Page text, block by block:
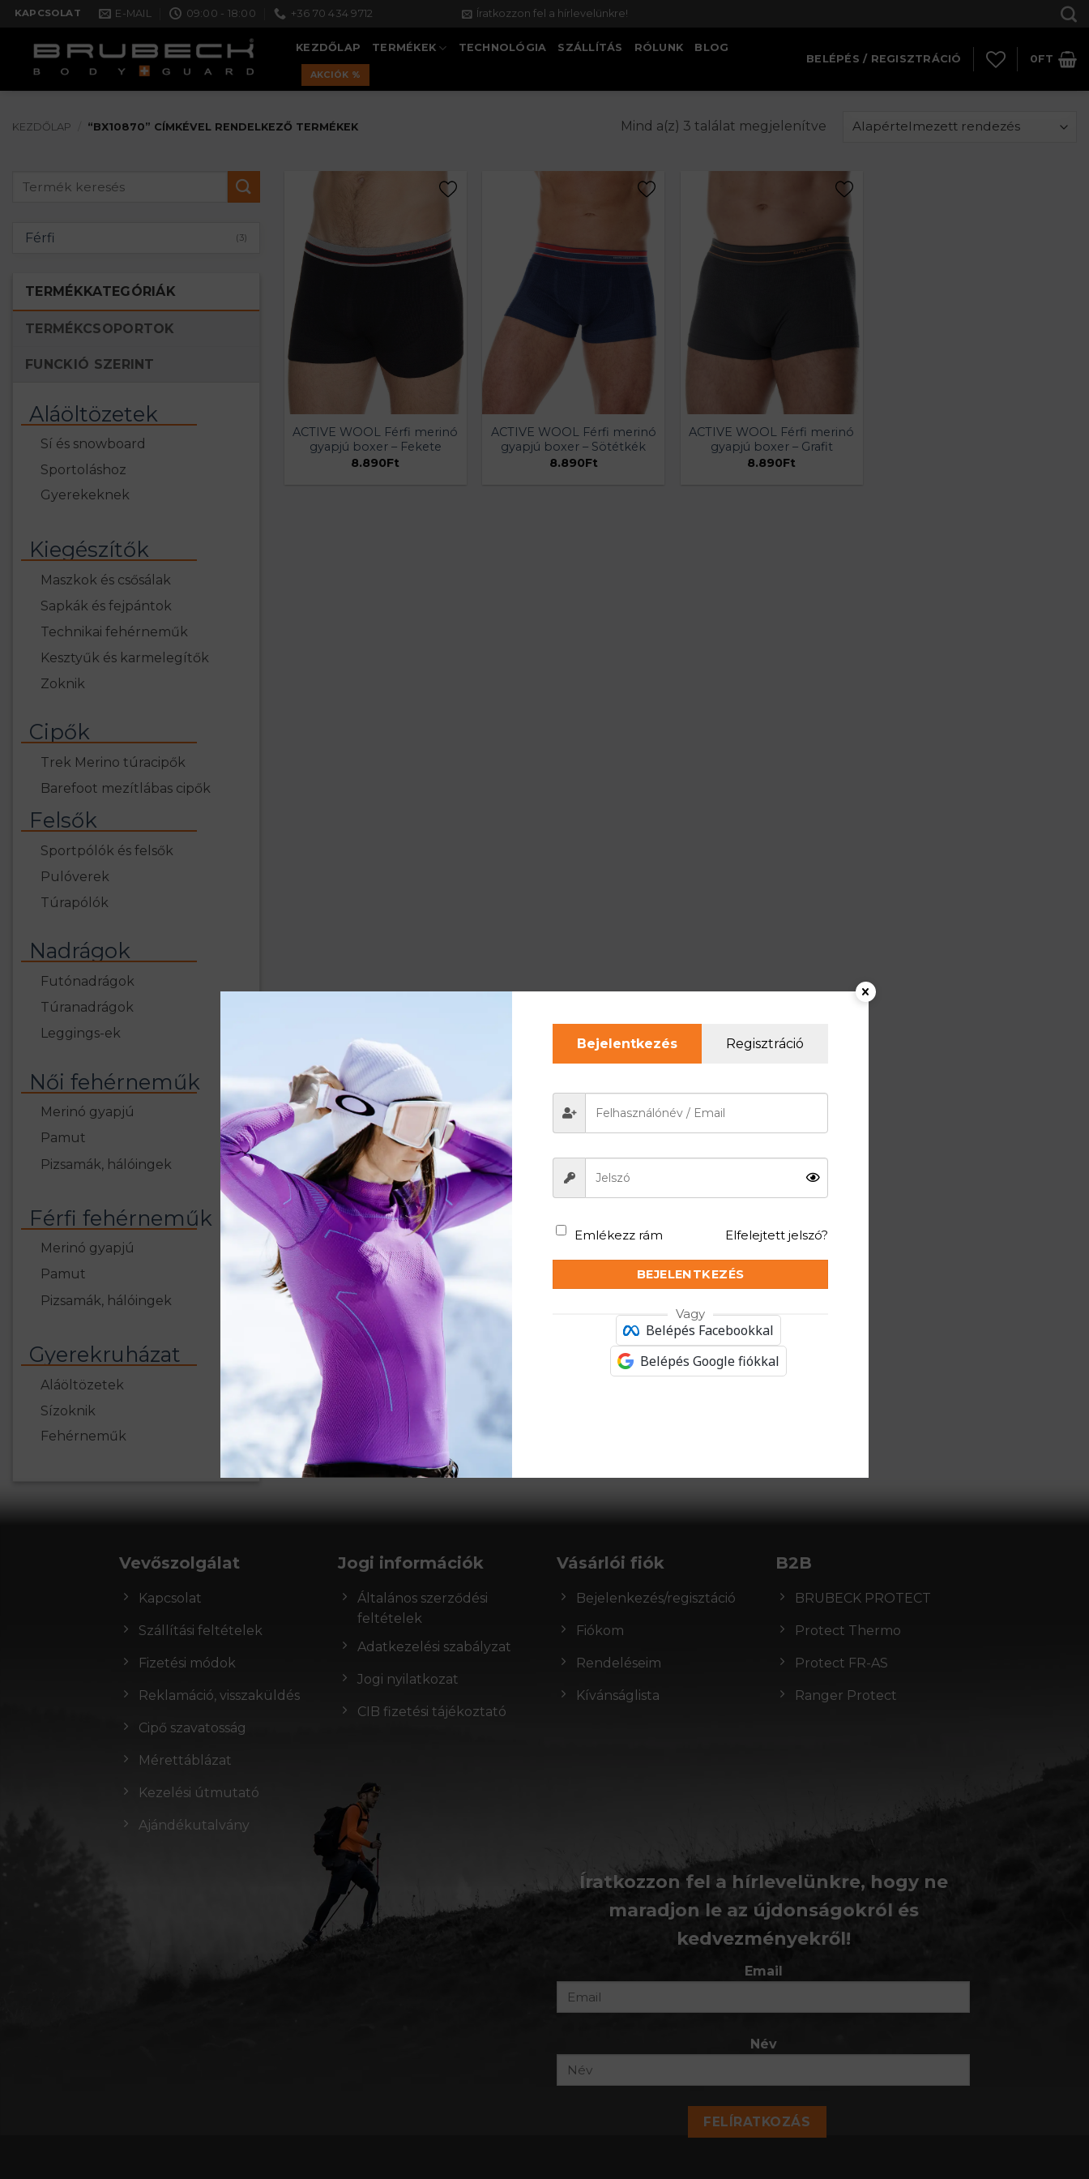
Skip
content
KAPCSOLAT E-MAIL 09:00 - 18:00 +36 70 434 9712 Íratkozzon fel a hírlevelünkre!
KEZDŐLAP TERMÉKEK TECHNOLÓGIA SZÁLLÍTÁS RÓLUNK BLOG
AKCIÓK %
BELÉPÉS / REGISZTRÁCIÓ 0FT
KEZDŐLAP “BX10870” CÍMKÉVEL RENDELKEZŐ TERMÉKEK Mind a(z) 3 találat megjelenítve
Keresés
Férfi
(3)
TERMÉKKATEGÓRIÁK
TERMÉKCSOPORTOK
FUNCKIÓ SZERINT
Aláöltözetek
Sí és snowboard
Sportoláshoz
Gyerekeknek
Kiegészítők
Maszkok és csősálak
Sapkák és fejpántok
Technikai fehérneműk
Kesztyűk és karmelegítők
Zoknik
Cipők
Trek Merino túracipők
Barefoot mezítlábas cipők
Felsők
Sportpólók és felsők
Pulóverek
Túrapólók
Nadrágok
Futónadrágok
Túranadrágok
Leggings-ek
Női fehérneműk
Merinó gyapjú
Pamut
Pizsamák, hálóingek
Férfi fehérneműk
Merinó gyapjú
Pamut
Pizsamák, hálóingek
Gyerekruházat
Aláöltözetek
Sízoknik
Fehérneműk
ACTIVE WOOL Férfi merinó
gyapjú boxer – Fekete
8.890Ft
ACTIVE WOOL Férfi merinó
gyapjú boxer – Sötétkék
8.890Ft
ACTIVE WOOL Férfi merinó
gyapjú boxer – Grafit
8.890Ft
Vevőszolgálat
Kapcsolat
Szállítási feltételek
Fizetési módok
Reklamáció, visszaküldés
Cipő szavatosság
Mérettáblázat
Kezelési útmutató
Ajándékutalvány
Jogi információk
Általános szerződési
feltételek
Adatkezelési szabályzat
Jogi nyilatkozat
CIB fizetési tájékoztató
Vásárlói fiók
Bejelenkezés/regisztáció
Fiókom
Rendeléseim
Kívánságlista
B2B
BRUBECK PROTECT
Protect Thermo
Protect FR-AS
Ranger Protect
Íratkozzon fel a hírlevelünkre, hogy ne
maradjon le az újdonságokról és
kedvezményekről!
Email
Név
FELÍRATKOZÁS
Bejelentkezés Regisztráció
Emlékezz rám Elfelejtett jelszó?
BEJELENTKEZÉS
Vagy
Belépés Facebookkal
Belépés Google fiókkal